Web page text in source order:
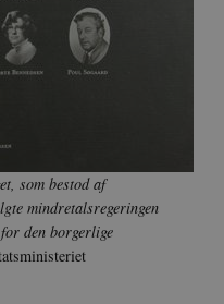
som bestod af
mindretalsregeringen
den borgerlige